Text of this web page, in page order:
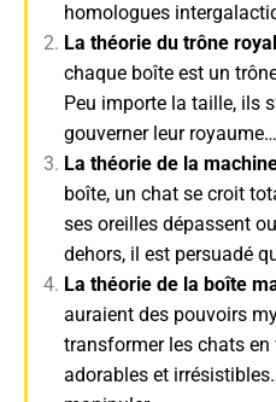
homologues
La théorie du trône royal
chaque boîte est un
Peu importe la taille, ils
gouverner leur
La théorie de la
boîte, un chat se croit
ses oreilles dépassent
dehors, il est persuadé
La théorie de la boîte
auraient des pouvoirs
transformer les chats
adorables et